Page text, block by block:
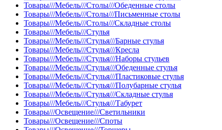
Товары///Мебель///Столы///Обеденные столы
Товары///Мебель///Столы///Письменные столы
Товары///Мебель///Столы///Складные столы
Товары///Мебель///Стулья
Товары///Мебель///Стулья///Барные стулья
Товары///Мебель///Стулья///Кресла
Товары///Мебель///Стулья///Наборы стульев
Товары///Мебель///Стулья///Обеденные стулья
Товары///Мебель///Стулья///Пластиковые стулья
Товары///Мебель///Стулья///Полубарные стулья
Товары///Мебель///Стулья///Складные стулья
Товары///Мебель///Стулья///Табурет
Товары///Освещение///Светильники
Товары///Освещение///Споты